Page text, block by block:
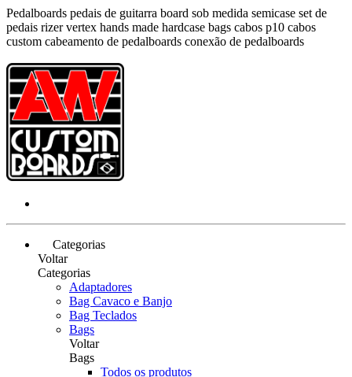
Pedalboards pedais de guitarra board sob medida semicase set de
pedais rizer vertex hands made hardcase bags cabos p10 cabos
custom cabeamento de pedalboards conexão de pedalboards
Categorias
Voltar
Categorias
Adaptadores
Bag Cavaco e Banjo
Bag Teclados
Bags
Voltar
Bags
Todos os produtos